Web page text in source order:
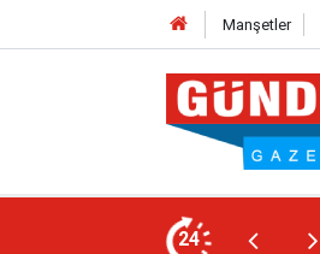
Manşetler
24
Gelişim Ligi İçin Başvurusunu